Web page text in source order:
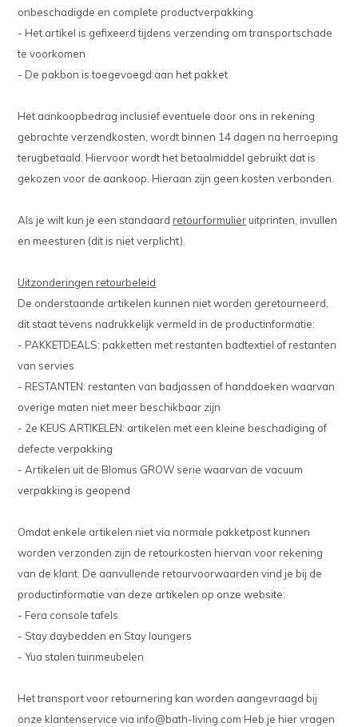
onbeschadigde en complete productverpakking
- Het artikel is gefixeerd tijdens verzending om transportschade
te voorkomen
- De pakbon is toegevoegd aan het pakket
Het aankoopbedrag inclusief eventuele door ons in rekening
gebrachte verzendkosten, wordt binnen 14 dagen na herroeping
terugbetaald. Hiervoor wordt het betaalmiddel gebruikt dat is
gekozen voor de aankoop. Hieraan zijn geen kosten verbonden.
Als je wilt kun je een standaardretourformulier uitprinten, invullen
en meesturen (dit is niet verplicht).
Uitzonderingen retourbeleid
De onderstaande artikelen kunnen niet worden geretourneerd,
dit staat tevens nadrukkelijk vermeld in de productinformatie:
- PAKKETDEALS: pakketten met restanten badtextiel of restanten
van servies
- RESTANTEN: restanten van badjassen of handdoeken waarvan
overige maten niet meer beschikbaar zijn
- 2e KEUS ARTIKELEN: artikelen met een kleine beschadiging of
defecte verpakking
- Artikelen uit de Blomus GROW serie waarvan de vacuum
verpakking is geopend
Omdat enkele artikelen niet via normale pakketpost kunnen
worden verzonden zijn de retourkosten hiervan voor rekening
van de klant. De aanvullende retourvoorwaarden vind je bij de
productinformatie van deze artikelen op onze website:
- Fera console tafels
- Stay daybedden en Stay loungers
- Yua stalen tuinmeubelen
Het transport voor retournering kan worden aangevraagd bij
onze klantenservice via info@bath-living.com Heb je hier vragen